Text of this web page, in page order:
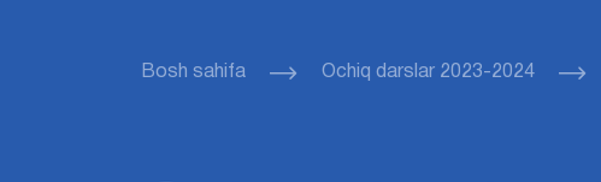
Bosh sahifa Ochiq darslar 2023-2024